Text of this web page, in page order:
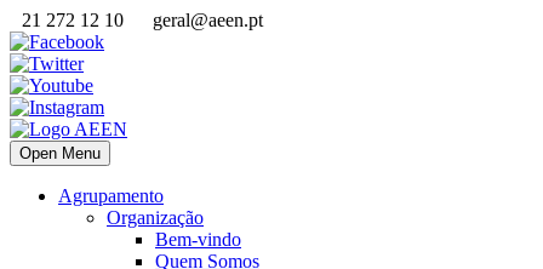
21 272 12 10 geral@aeen.pt
Open Menu
Agrupamento
Organização
Bem-vindo
Quem Somos